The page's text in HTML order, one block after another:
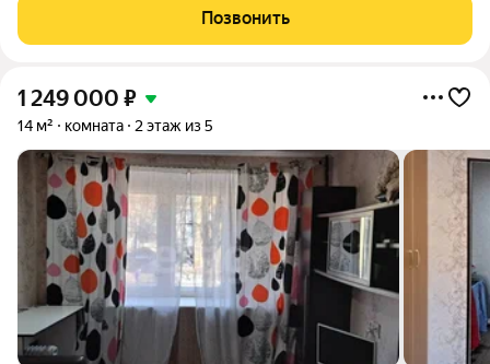
Подходит под любой сертификат. Рядом детский сад, школа,
сетевые магазины, Плаза, остановка
Позвонить
1 249 000 ₽
14 м² комната 2 этаж из 5